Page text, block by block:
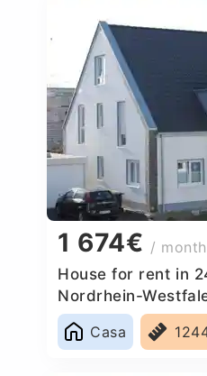
1 674€ / month
House for rent in
Nordrhein-
Casa